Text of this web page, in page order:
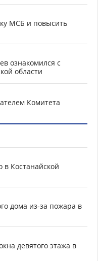
МСБ и повысить
ознакомился с
области
Комитета
в Костанайской
дома из-за пожара в
девятого этажа в